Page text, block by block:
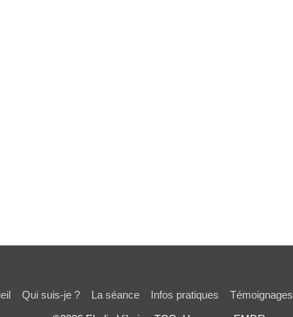
Qui suis-je ? La séance Infos pratiques Témoignages